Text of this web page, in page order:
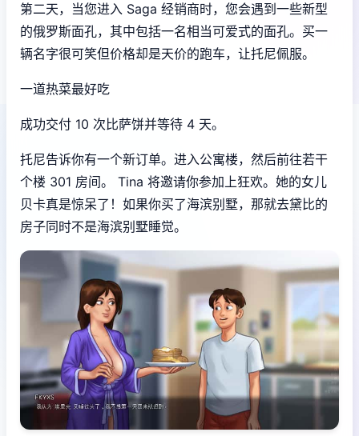
第二天，当您进入 Saga 经销商时，您会遇到一些新型
的俄罗斯面孔，其中包括一名相当可爱式的面孔。买一
辆名字很可笑但价格却是天价的跑车，让托尼佩服。
一道热菜最好吃
成功交付 10 次比萨饼并等待 4 天。
托尼告诉你有一个新订单。进入公寓楼，然后前往若干
个楼 301 房间。 Tina 将邀请你参加上狂欢。她的女儿
贝卡真是惊呆了！如果你买了海滨别墅，那就去黛比的
房子同时不是海滨别墅睡觉。